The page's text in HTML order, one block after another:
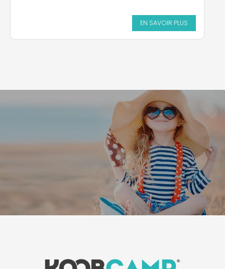
EN SAVOIR PLUS